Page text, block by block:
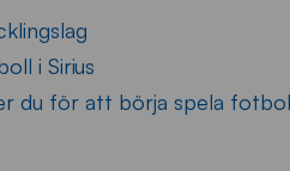
i Sirius
du för att börja spela